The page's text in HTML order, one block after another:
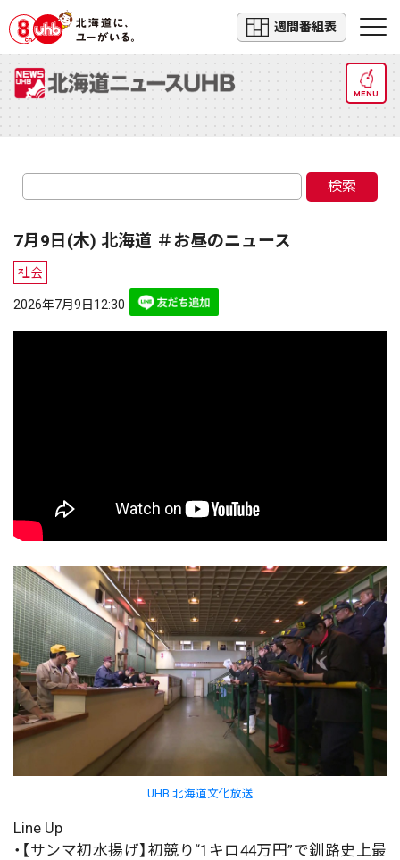
週間番組表
MENU
検索
7月9日(木) 北海道 ＃お昼のニュース
社会
2026年7月9日12:30
UHB 北海道文化放送
Line Up
・【サンマ初水揚げ】初競り“1キロ44万円”で釧路史上最